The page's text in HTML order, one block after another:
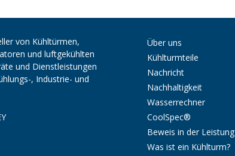
von Kühltürmen,
und luftgekühlten
und Dienstleistungen
, Industrie- und
Über uns
Kühlturmteile
Nachricht
Nachhaltigkeit
Wasserrechner
CoolSpec®
Beweis in der Leistung
Was ist ein Kühlturm?